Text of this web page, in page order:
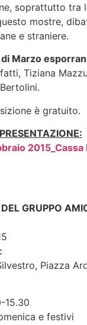
soprattutto tra
mostre,
e straniere.
Marzo
Tiziana
è gratuito.
2015_Cassa
GRUPPO
Piazza
15.30
e festivi